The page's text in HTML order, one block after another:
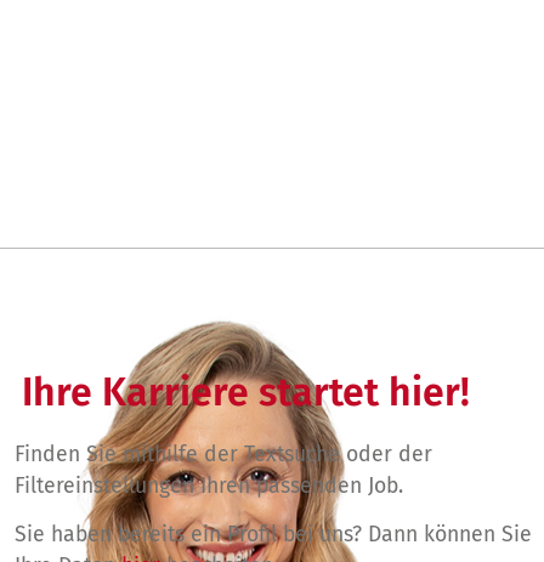
Ihre Karriere startet hier!
Finden Sie mithilfe der Textsuche oder der
Filtereinstellungen Ihren passenden Job.
Sie haben bereits ein Profil bei uns? Dann können Sie